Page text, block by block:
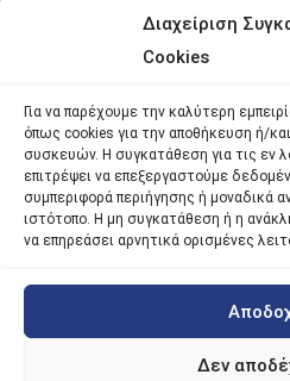
Διαχείριση
Cookies
Για να παρέχουμε την καλύτερη
όπως cookies για την αποθήκευση ή/
συσκευών. Η συγκατάθεση για τις εν
επιτρέψει να επεξεργαστούμε
συμπεριφορά περιήγησης ή μοναδικά
ιστότοπο. Η μη συγκατάθεση ή η
να επηρεάσει αρνητικά ορισμένες
Δεν
κάθε εργάσιμη ημέρα και ώρα
περιορισμό. Η είσοδος του κοινού
15.00. Η εξυπηρέτηση του κοινού
παγίων ισχυουσών διατάξεων. Για
εντός του εσωτερικού χώρου
κοινού, η εξυπηρέτησή του δύναται
προγραμματισμένου ραντεβού.
| iky.gr | All Rights
Designed and Developed by ACM